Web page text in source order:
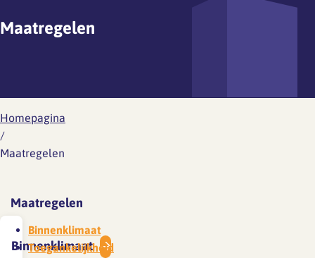
Maatregelen
Homepagina
/
Maatregelen
Binnenklimaat
Maatregelen
Binnenklimaat
Toegankelijkheid